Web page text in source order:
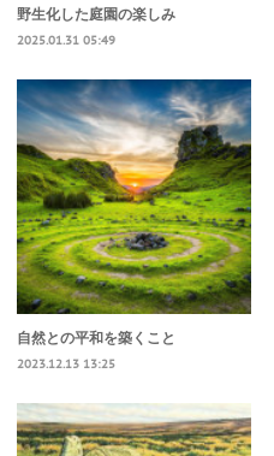
野生化した庭園の楽しみ
2025.01.31 05:49
自然との平和を築くこと
2023.12.13 13:25